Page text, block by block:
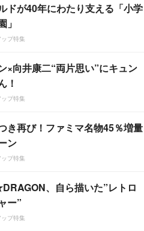
ドが40年にわたり支える「小学
」
プ特集
×向井康二“両片思い”にキュン
！
プ特集
き再び！ファミマ名物45％増量
ン
プ特集
、自ら描いた”レトロ
ー”
プ特集